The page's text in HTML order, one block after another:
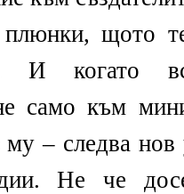
щото
И когато
само към
му – следва
Не че